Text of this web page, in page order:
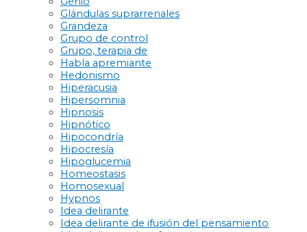
Glándulas suprarrenales
Grandeza
Grupo de control
Grupo, terapia de
Habla apremiante
Hedonismo
Hiperacusia
Hipersomnia
Hipnosis
Hipnótico
Hipocondría
Hipocresía
Hipoglucemia
Homeostasis
Homosexual
Hypnos
Idea delirante
Idea delirante de ifusión del pensamiento